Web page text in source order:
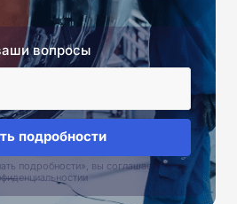
вопросы
подробности
подробности», вы соглашаетесь с